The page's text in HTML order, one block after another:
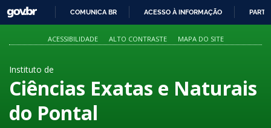
PARA
O
GOVBR
COMUNICA BR ACESSO À INFORMAÇÃO
ACESSIBILIDADE ALTO CONTRASTE MAPA DO SITE
Instituto de
Ciências Exatas e Naturais
do Pontal